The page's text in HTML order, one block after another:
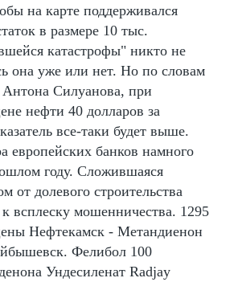
на карте поддерживался
в размере 10 тыс.
катастрофы" никто не
она уже или нет. Но по словам
Силуанова, при
нефти 40 долларов за
все-таки будет выше.
европейских банков намного
году. Сложившаяся
от долевого строительства
всплеску мошенничества. 1295
Нефтекамск - Метандиенон
Фелибол 100
Ундесиленат Radjay